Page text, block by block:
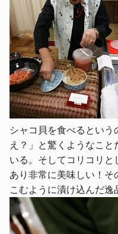
シャコ貝を食べるという
え？」と驚くようなこ
いる。そしてコリコリ
あり非常に美味しい！
こむように漬け込んだ逸